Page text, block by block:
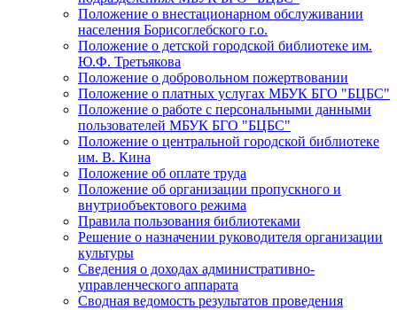
Положение о внестационарном обслуживании
населения Борисоглебского г.о.
Положение о детской городской библиотеке им.
Ю.Ф. Третьякова
Положение о добровольном пожертвовании
Положение о платных услугах МБУК БГО "БЦБС"
Положение о работе с персональными данными
пользователей МБУК БГО "БЦБС"
Положение о центральной городской библиотеке
им. В. Кина
Положение об оплате труда
Положение об организации пропускного и
внутриобъектового режима
Правила пользования библиотеками
Решение о назначении руководителя организации
культуры
Сведения о доходах административно-
управленческого аппарата
Сводная ведомость результатов проведения